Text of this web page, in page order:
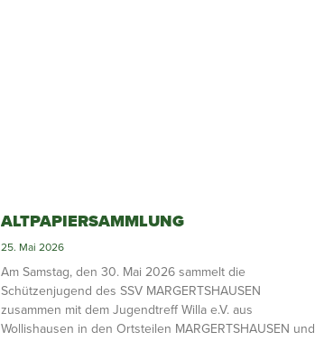
ALTPAPIERSAMMLUNG
25. Mai 2026
Am Samstag, den 30. Mai 2026 sammelt die
Schützenjugend des SSV MARGERTSHAUSEN
zusammen mit dem Jugendtreff Willa e.V. aus
Wollishausen in den Ortsteilen MARGERTSHAUSEN und